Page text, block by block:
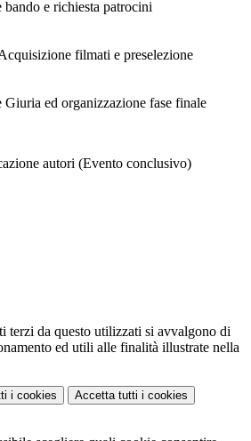
e richiesta patrocini
filmati e preselezione
ed organizzazione fase finale
autori (Evento conclusivo)
terzi da questo utilizzati si avvalgono di
ed utili alle finalità illustrate nella
i cookies Accetta tutti i cookies